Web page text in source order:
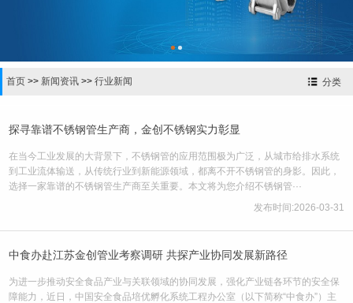
分类
首页 >> 新闻资讯 >> 行业新闻
探寻靠谱不锈钢管生产商，金创不锈钢实力彰显
在当今工业发展的大背景下，不锈钢管的应用范围极为广泛，从城市给排水系统
到工业流体输送，从传统行业到新能源领域，都离不开不锈钢管的身影。因此，
选择一家靠谱的不锈钢管生产商至关重要。本文将为您介绍不锈钢管···
发布时间:2026-03-31
中食办赴江苏金创管业考察调研 共探产业协同发展新路径
为进一步推动安全食品产业与关联领域的协同发展，强化产业链各环节的安全保
障能力，近日，中国安全食品培优孵化系统工程办公室（以下简称“中食办”）主